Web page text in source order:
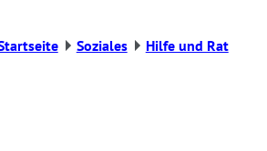
Soziales Hilfe und Rat